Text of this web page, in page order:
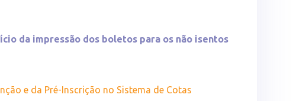
da impressão dos boletos para os não isentos
e da Pré-Inscrição no Sistema de Cotas